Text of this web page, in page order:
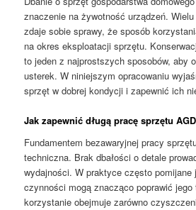
znaczenie na żywotność urządzeń.
zdaje sobie sprawy, że sposób
na okres eksploatacji sprzętu.
to jeden z najprostszych sposobów, aby
usterek. W niniejszym opracowaniu
sprzęt w dobrej kondycji i zapewnić ich
Jak zapewnić długą pracę sprzętu AGD
Fundamentem bezawaryjnej pracy
techniczna. Brak dbałości o detale
wydajności. W praktyce często pomijane
czynności mogą znacząco poprawić jego
korzystanie obejmuje zarówno